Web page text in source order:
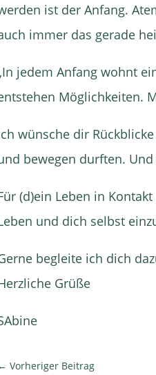
ist der Anfang.
immer das gerade
jedem Anfang wohnt
Möglichkeiten.
wünsche dir
bewegen durften.
(d)ein Leben in
und dich selbst
begleite ich dich
Grüße
←Vorheriger Beitrag